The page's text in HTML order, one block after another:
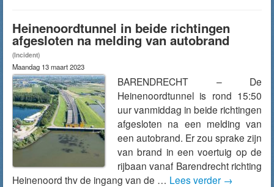
Heinenoordtunnel in beide richtingen
afgesloten na melding van autobrand
(Incident)
Maandag 13 maart 2023
BARENDRECHT – De
Heinenoordtunnel is rond 15:50
uur vanmiddag in beide richtingen
afgesloten na een melding van
een autobrand. Er zou sprake zijn
van brand in een voertuig op de
rijbaan vanaf Barendrecht richting
Heinenoord thv de ingang van de … Lees verder →